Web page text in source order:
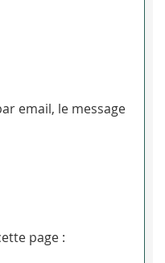
email, le message
page :